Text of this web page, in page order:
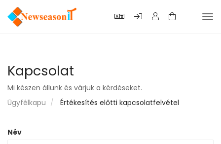
Kapcsolat
Mi készen állunk és várjuk a kérdéseket.
Ügyfélkapu
Értékesítés előtti kapcsolatfelvétel
Név